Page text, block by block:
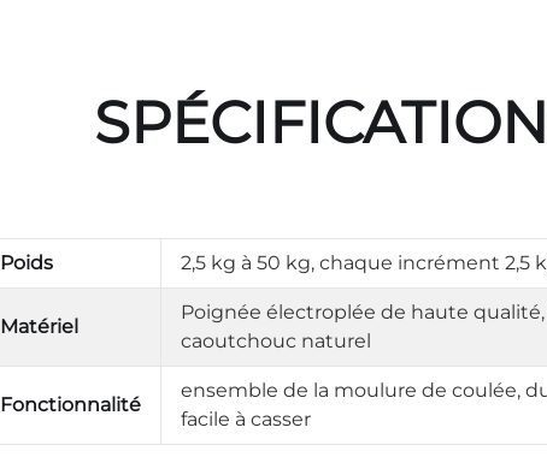
Poids 2,5 kg à 50 kg, chaque incrément 2,5
Matériel
Poignée électroplée de haute
caoutchouc naturel
Fonctionnalité
ensemble de la moulure de coulée,
facile à casser